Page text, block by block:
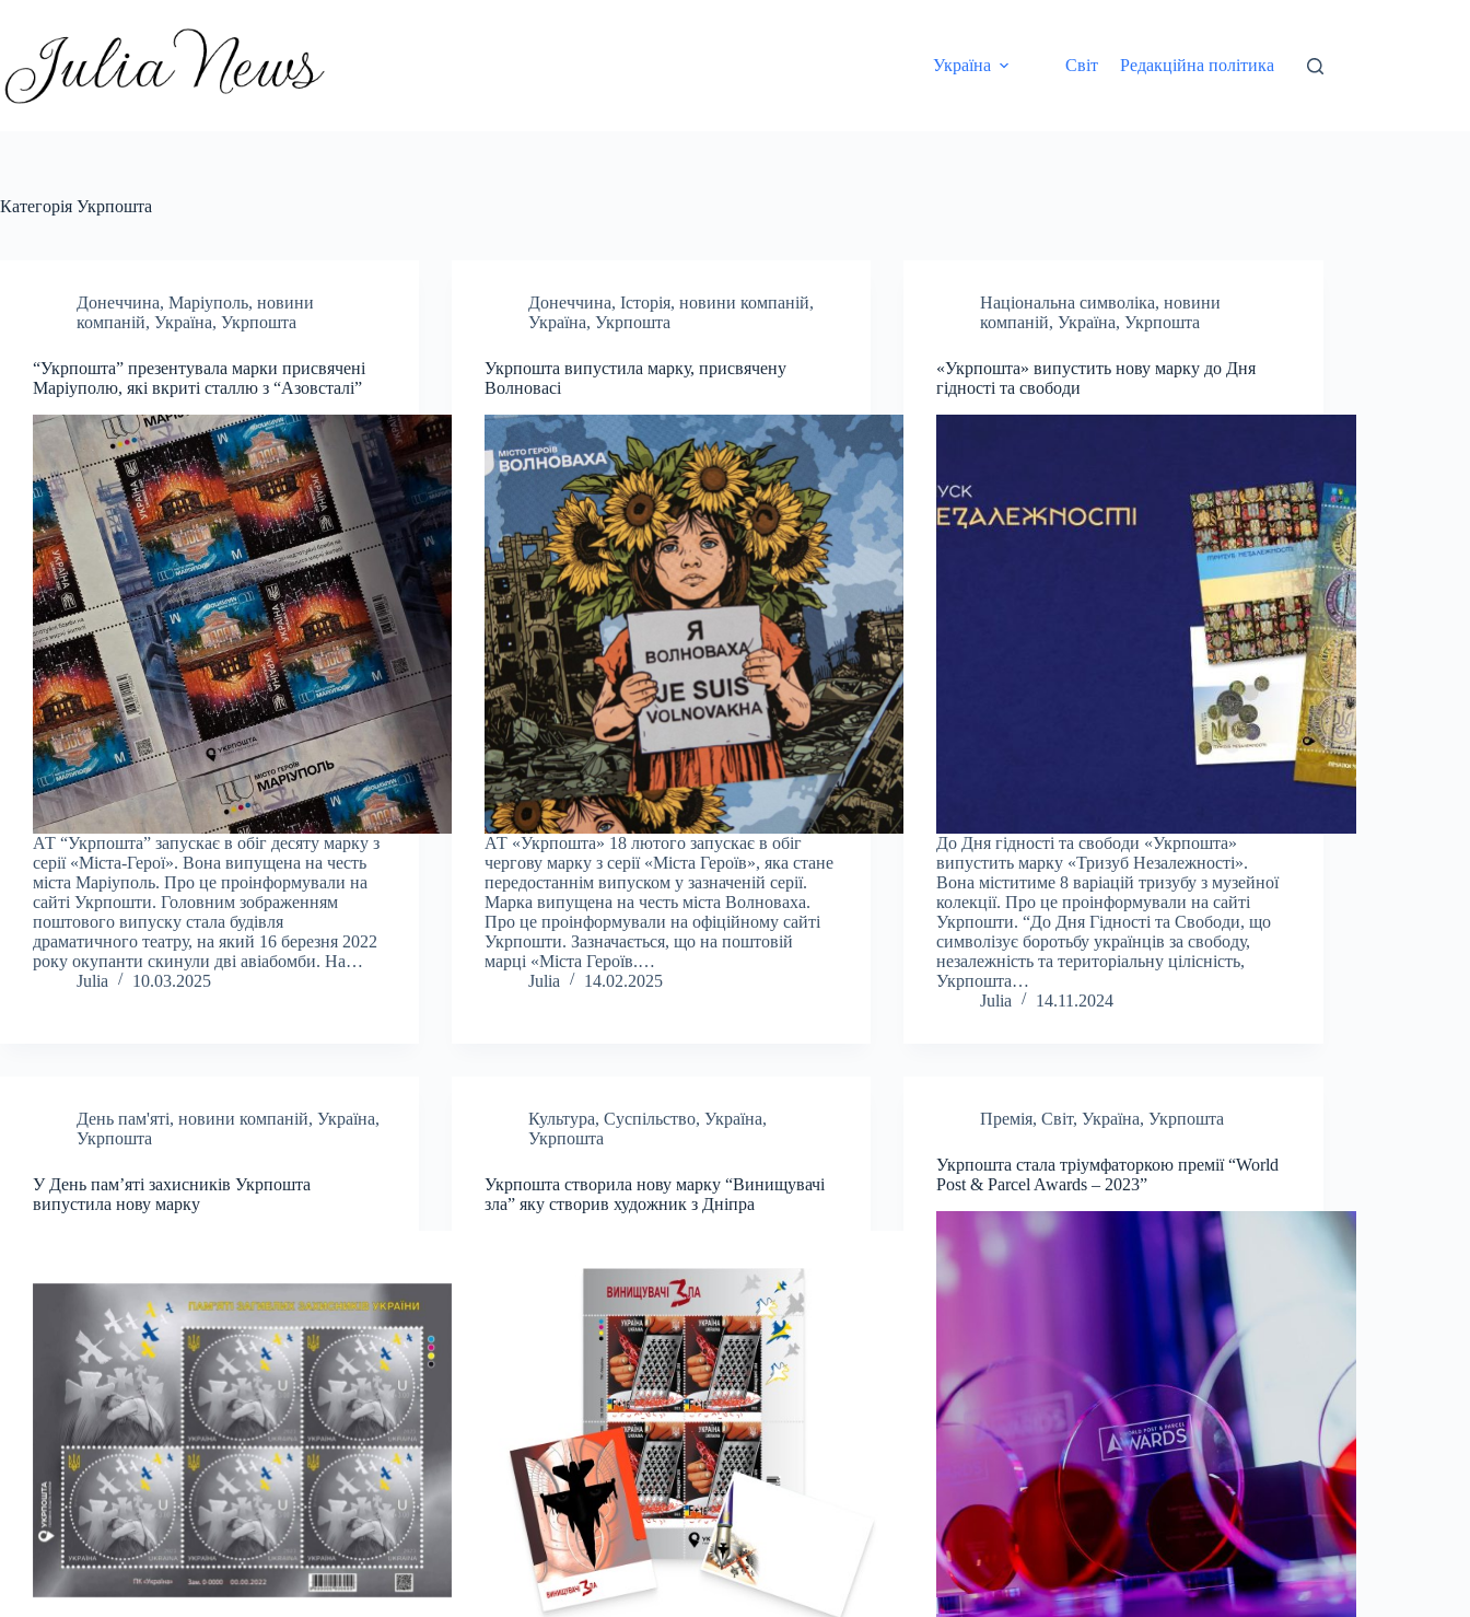
вмісту
Україна
Світ Редакційна політика
Категорія Укрпошта
Донеччина, Маріуполь, новини
компаній, Україна, Укрпошта
“Укрпошта” презентувала марки присвячені
Маріуполю, які вкриті сталлю з “Азовсталі”
АТ “Укрпошта” запускає в обіг десяту марку з
серії «Міста-Герої». Вона випущена на честь
міста Маріуполь. Про це проінформували на
сайті Укрпошти. Головним зображенням
поштового випуску стала будівля
драматичного театру, на який 16 березня 2022
року окупанти скинули дві авіабомби. На…
Julia
10.03.2025
Донеччина,Історія,новини компаній,
Україна,Укрпошта
Укрпошта випустила марку, присвячену
Волновасі
АТ «Укрпошта» 18 лютого запускає в обіг
чергову марку з серії «Міста Героїв», яка стане
передостаннім випуском у зазначеній серії.
Марка випущена на честь міста Волноваха.
Про це проінформували на офіційному сайті
Укрпошти. Зазначається, що на поштовій
марці «Міста Героїв.…
Julia
14.02.2025
Національна символіка,новини
компаній,Україна,Укрпошта
«Укрпошта» випустить нову марку до Дня
гідності та свободи
До Дня гідності та свободи «Укрпошта»
випустить марку «Тризуб Незалежності».
Вона міститиме 8 варіацій тризубу з музейної
колекції. Про це проінформували на сайті
Укрпошти. “До Дня Гідності та Свободи, що
символізує боротьбу українців за свободу,
незалежність та територіальну цілісність,
Укрпошта…
Julia
14.11.2024
День пам'яті, новини компаній, Україна,
Укрпошта
У День пам’яті захисників Укрпошта
випустила нову марку
Культура,Суспільство,Україна,
Укрпошта
Укрпошта створила нову марку “Винищувачі
зла” яку створив художник з Дніпра
Премія,Світ,Україна,Укрпошта
Укрпошта стала тріумфаторкою премії “World
Post & Parcel Awards – 2023”